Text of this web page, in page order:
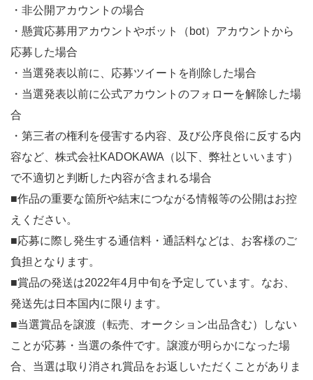
・非公開アカウントの場合
・懸賞応募用アカウントやボット（bot） アカウントから
応募した場合
・当選発表以前に、応募ツイートを削除した場合
・当選発表以前に公式アカウントのフォローを解除した場
合
・第三者の権利を侵害する内容、及び公序良俗に反する内
容など、 株式会社KADOKAWA（以下、弊社といいます）
で不適切と判断した内容が含まれる場合
■作品の重要な箇所や結末につながる情報等の公開はお控
えくださ い。
■応募に際し発生する通信料・通話料などは、 お客様のご
負担となります。
■賞品の発送は2022年4月中旬を予定しています。なお、
発送先は日本国内に限ります。
■当選賞品を譲渡（転売、オークション出品含む）
しない
ことが応募・当選の条件です。譲渡が明らかになった場
合、 当選は取り消され賞品をお返しいただくことがありま